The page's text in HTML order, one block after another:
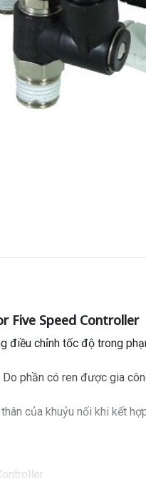
Five Speed Controller
điều chỉnh tốc độ trong
phần có ren được gia
của khuỷu nối khi kết